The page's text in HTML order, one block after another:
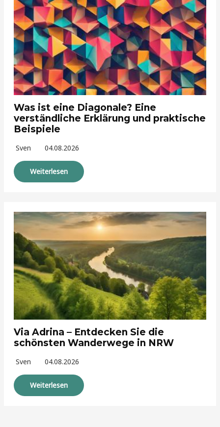
Was ist eine Diagonale? Eine
verständliche Erklärung und praktische
Beispiele
Sven 04.08.2026
Weiterlesen
Via Adrina – Entdecken Sie die
schönsten Wanderwege in NRW
Sven 04.08.2026
Weiterlesen